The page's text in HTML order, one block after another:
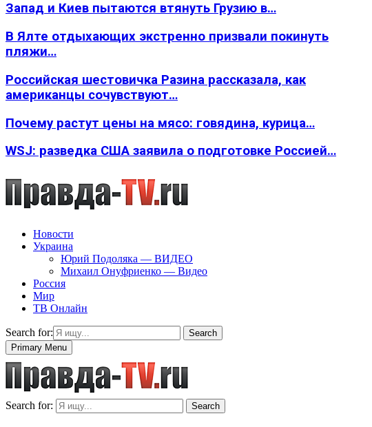
Запад и Киев пытаются втянуть Грузию в…
В Ялте отдыхающих экстренно призвали покинуть
пляжи…
Российская шестовичка Разина рассказала, как
американцы сочувствуют…
Почему растут цены на мясо: говядина, курица…
WSJ: разведка США заявила о подготовке Россией…
Новости
Украина
Юрий Подоляка — ВИДЕО
Михаил Онуфриенко — Видео
Россия
Мир
ТВ Онлайн
Search for:
Search
Primary Menu
Search for: Search